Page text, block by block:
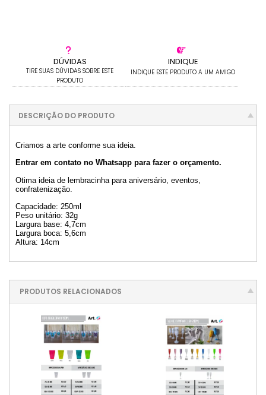
DÚVIDAS
TIRE SUAS DÚVIDAS SOBRE ESTE
PRODUTO
INDIQUE
INDIQUE ESTE PRODUTO A UM AMIGO
DESCRIÇÃO DO PRODUTO
Criamos a arte conforme sua ideia.
Entrar em contato no Whatsapp para fazer o orçamento.
Otima ideia de lembracinha para aniversário, eventos,
confratenização.
Capacidade: 250ml
Peso unitário: 32g
Largura base: 4,7cm
Largura boca: 5,6cm
Altura: 14cm
PRODUTOS RELACIONADOS